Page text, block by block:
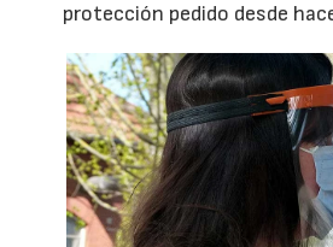
protección pedido desde